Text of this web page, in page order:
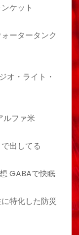
ケット
ータータンク
オ・ライト・
ルファ米
出してる
GABAで快眠
特化した防災